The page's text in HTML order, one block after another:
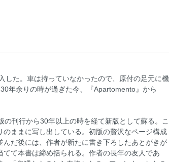
した。車は持っていなかったので、原付の足元に機
年余りの時が過ぎた今、『Apartomento』から
刊行から30年以上の時を経て新版として蘇る。こ
ままに写し出している。初版の贅沢なページ構成
だ後には、作者が新たに書き下ろしたあとがきが
て本書は締め括られる。作者の長年の友人であ